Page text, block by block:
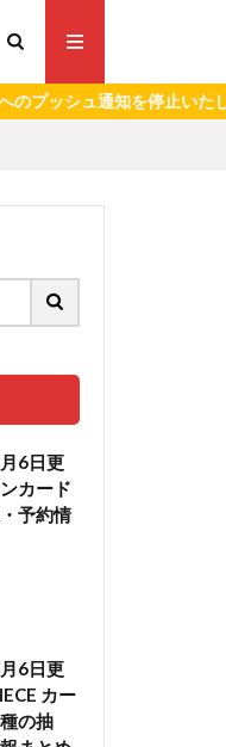
通知を停止いたします。）
6日更
カード
予約情
6日更
カー
の抽